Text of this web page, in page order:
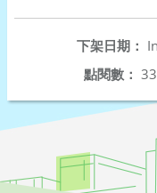
下架日期：
點閱數：